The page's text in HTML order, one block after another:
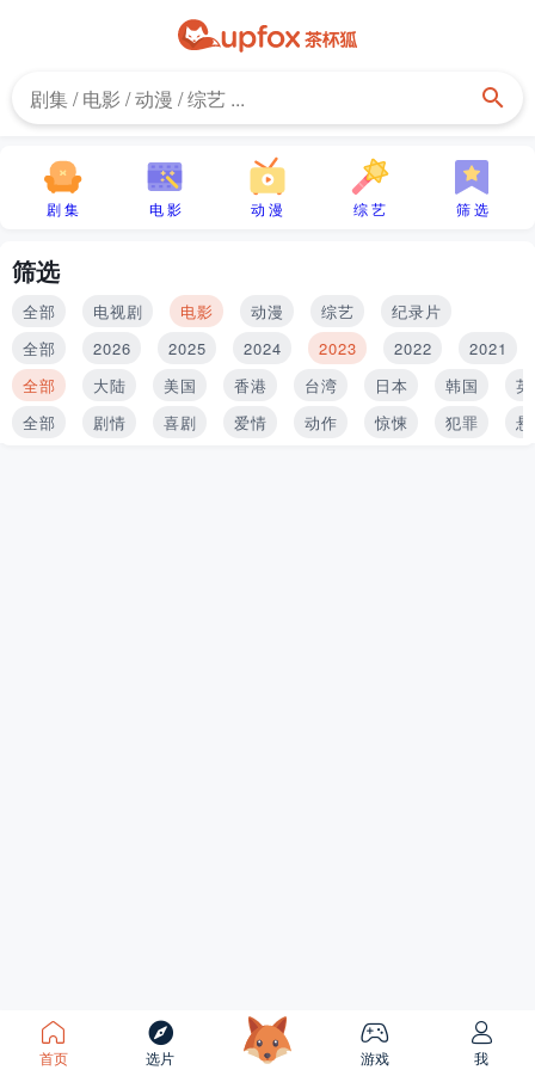
剧 集 电 影 动 漫 综 艺 筛 选
筛选
全部 电视剧 电影 动漫 综艺
纪录片
全部
2026 2025 2024 2023 2022
2021
全部
大陆 美国 香港 台湾 日本 韩国
全部
剧情 喜剧 爱情 动作 惊悚 犯罪
首页 选片 游戏 我